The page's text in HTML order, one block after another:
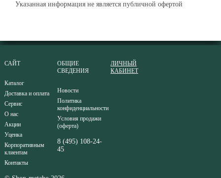
Указанная информация не является публичной офертой
САЙТ
Каталог
Доставка и оплата
Сервис
О нас
Акции
Уценка
Корпоративным
клиентам
Контакты
ОБЩИЕ
СВЕДЕНИЯ
Новости
Политика
конфиденциальности
Условия продажи
(оферта)
8 (495) 108-24-
45
ЛИЧНЫЙ
КАБИНЕТ